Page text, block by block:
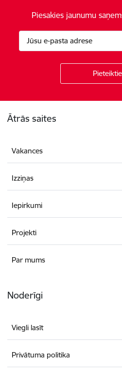
Piesakies jaunumu
Ātrās saites
Vakances
Izziņas
Iepirkumi
Projekti
Par mums
Noderīgi
Viegli lasīt
Privātuma politika